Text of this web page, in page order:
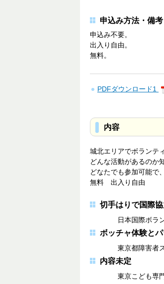
申込み方法・備考
申込み不要。
出入り自由。
無料。
PDFダウンロード1
内容
城北エリアでボランテ
どんな活動があるのか
どなたでも参加可能で
無料 出入り自由
切手はりで国際
日本国際ボラ
ボッチャ体験と
東京都障害者
内容未定
東京こども専